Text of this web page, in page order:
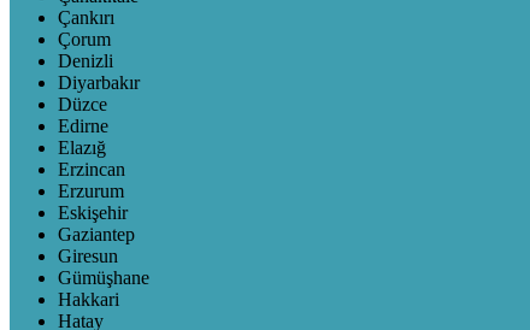
Çankırı
Çorum
Denizli
Diyarbakır
Düzce
Edirne
Elazığ
Erzincan
Erzurum
Eskişehir
Gaziantep
Giresun
Gümüşhane
Hakkari
Hatay